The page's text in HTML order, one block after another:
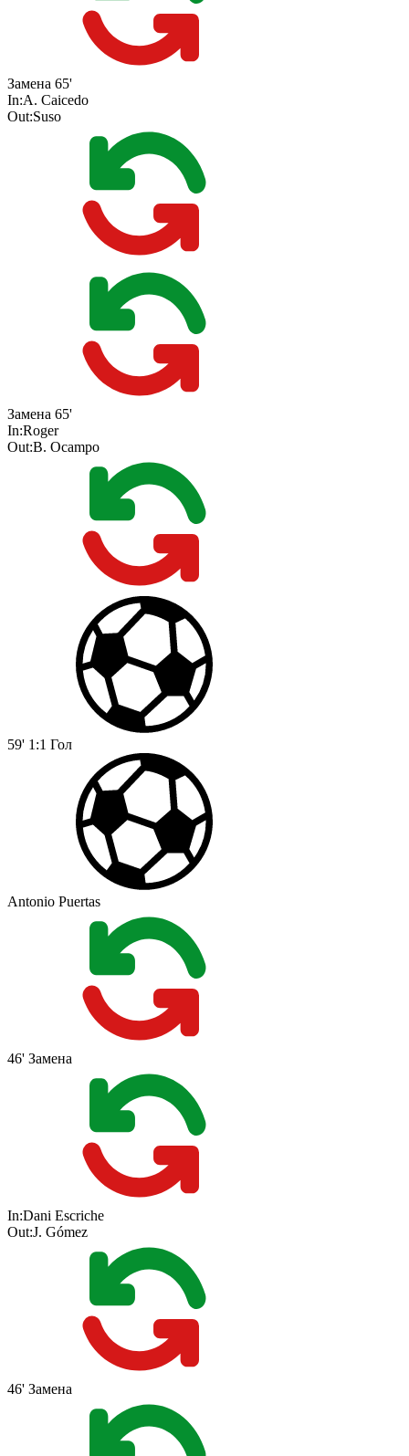
Замена 65'
In:A. Caicedo
Out:Suso
Замена 65'
In:Roger
Out:B. Ocampo
59' 1:1 Гол
Antonio Puertas
46' Замена
In:Dani Escriche
Out:J. Gómez
46' Замена